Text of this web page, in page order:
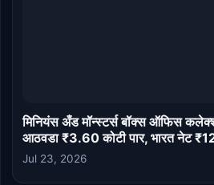
मिनियंस अँड मॉन्स्टर्स बॉक्स ऑफिस
आठवडा ₹3.60 कोटी पार, भारत नेट
Jul 23, 2026